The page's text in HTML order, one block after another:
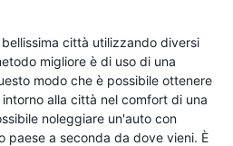
città utilizzando diversi
migliore è di uso di una
modo che è possibile ottenere
alla città nel comfort di una
noleggiare un'auto con
paese a seconda da dove vieni. È